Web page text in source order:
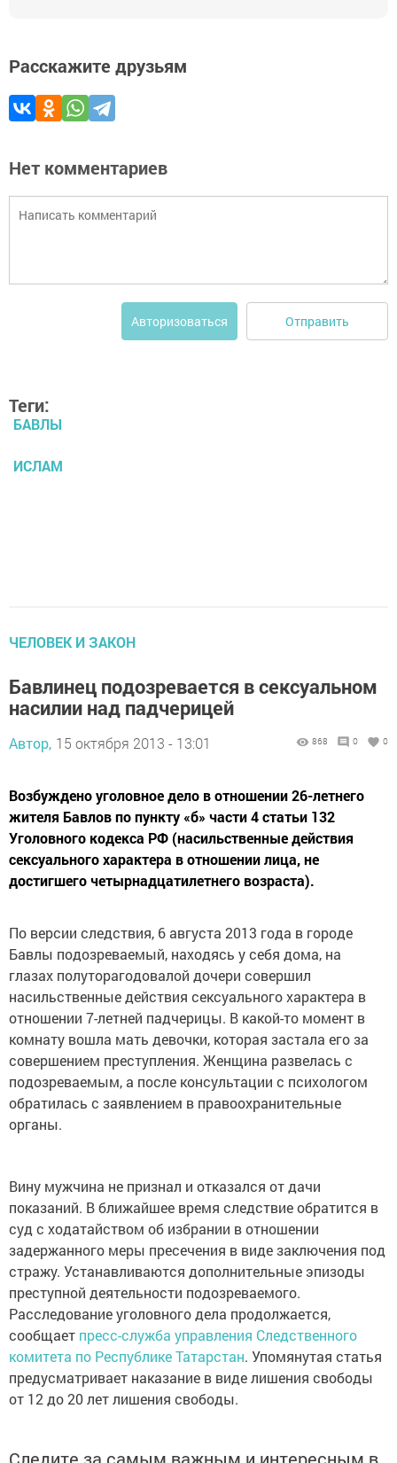
Расскажите друзьям
Нет комментариев
Авторизоваться Отправить
Теги:
БАВЛЫ
ИСЛАМ
ЧЕЛОВЕК И ЗАКОН
Бавлинец подозревается в сексуальном
насилии над падчерицей
Автор, 15 октября 2013 - 13:01 868 0 0
Возбуждено уголовное дело в отношении 26-летнего
жителя Бавлов по пункту «б» части 4 статьи 132
Уголовного кодекса РФ (насильственные действия
сексуального характера в отношении лица, не
достигшего четырнадцатилетнего возраста).
По версии следствия, 6 августа 2013 года в городе
Бавлы подозреваемый, находясь у себя дома, на
глазах полуторагодовалой дочери совершил
насильственные действия сексуального характера в
отношении 7-летней падчерицы. В какой-то момент в
комнату вошла мать девочки, которая застала его за
совершением преступления. Женщина развелась с
подозреваемым, а после консультации с психологом
обратилась с заявлением в правоохранительные
органы.
Вину мужчина не признал и отказался от дачи
показаний. В ближайшее время следствие обратится в
суд с ходатайством об избрании в отношении
задержанного меры пресечения в виде заключения под
стражу. Устанавливаются дополнительные эпизоды
преступной деятельности подозреваемого.
Расследование уголовного дела продолжается,
сообщает пресс-служба управления Следственного
комитета по Республике Татарстан. Упомянутая статья
предусматривает наказание в виде лишения свободы
от 12 до 20 лет лишения свободы.